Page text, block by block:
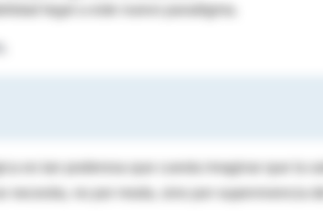
legal a este nuevo paradigma.
es tan poderosa que cuesta imaginar que la
necesita, no por moda, sino por supervivencia